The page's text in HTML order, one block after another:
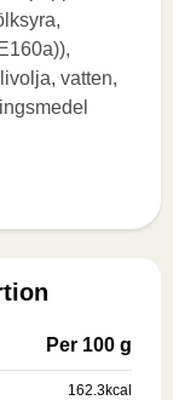
vatten,
Per 100 g
162.3kcal